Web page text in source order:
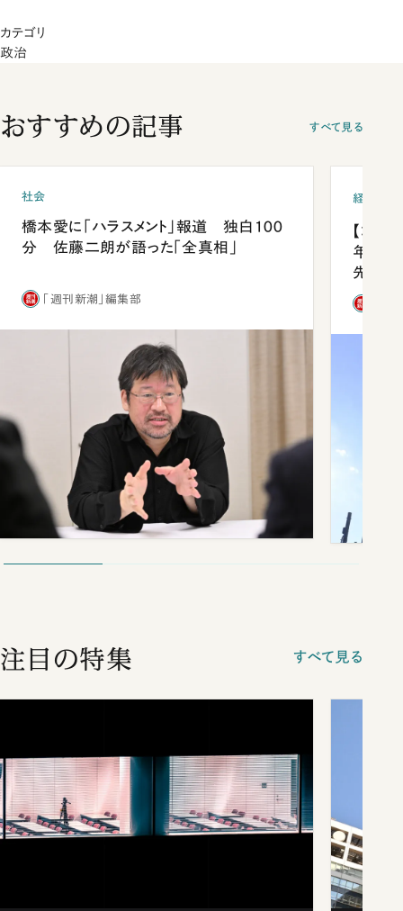
カテゴリ
政治
おすすめの記事 すべて見る
社会
橋本愛に「ハラスメント」報道 独白100
分 佐藤二朗が語った「全真相」
「週刊新潮」編集部
経済・ビ
【コン
年会は
先1位
注目の特集 すべて見る